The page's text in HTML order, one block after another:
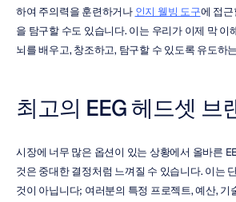
하여 주의력을 훈련하거나 인지 웰빙 도구에 접
을 탐구할 수도 있습니다. 이는 우리가 이제 막 이
뇌를 배우고, 창조하고, 탐구할 수 있도록 유도하
최고의 EEG 헤드셋 브
시장에 너무 많은 옵션이 있는 상황에서 올바른
것은 중대한 결정처럼 느껴질 수 있습니다. 이는
것이 아닙니다; 여러분의 특정 프로젝트, 예산, 기